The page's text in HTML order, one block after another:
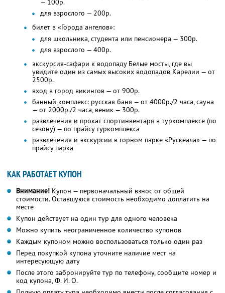
— 100р.
для взрослого — 200р.
билет в «Города ангелов»:
для школьника, студента или пенсионера — 300р.
для взрослого — 400р.
экскурсия-сафари к водопаду Белые мосты, где вы
увидите один из самых высоких водопадов Карелии — от
2500р.
вход в город викингов — от 900р.
банный комплекс: русская баня — от 4000р./2 часа, сауна
— от 2000р./2 часа, веник — 300р.
развлечения и прокат спортинвентаря в туркомплексе (по
сезону) — по прайсу туркомплекса
развлечения и экскурсии в горном парке «Рускеала» — по
прайсу парка
КАК РАБОТАЕТ КУПОН
Внимание! Купон — первоначальный взнос от общей
стоимости. Оставшуюся стоимость необходимо доплатить на
месте
Купон действует на один тур для одного человека
Можно купить неограниченное количество купонов
Каждым купоном можно воспользоваться только один раз
Перед покупкой купона уточните наличие мест на
интересующую дату
После этого забронируйте тур по телефону, сообщите номер и
код купона, Ф. И. О.